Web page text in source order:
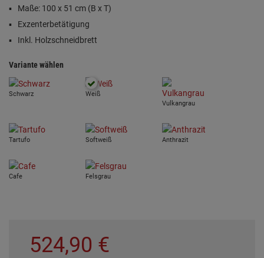
Maße: 100 x 51 cm (B x T)
Exzenterbetätigung
Inkl. Holzschneidbrett
Variante wählen
Schwarz
Weiß
Vulkangrau
Tartufo Softweiß Anthrazit
Cafe Felsgrau
524,90 €